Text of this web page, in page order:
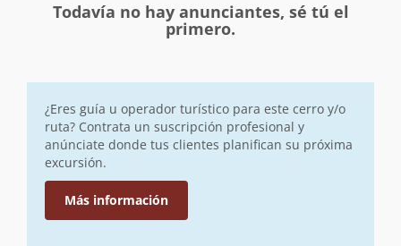
Todavía no hay anunciantes, sé tú el
primero.
¿Eres guía u operador turístico para este cerro y/o
ruta? Contrata un suscripción profesional y
anúnciate donde tus clientes planifican su próxima
excursión.
Más información